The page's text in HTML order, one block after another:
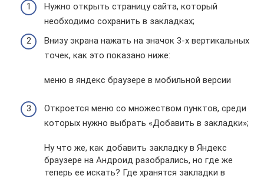
Нужно открыть страницу сайта, который
необходимо сохранить в закладках;
Внизу экрана нажать на значок 3-х вертикальных
точек, как это показано ниже:
меню в яндекс браузере в мобильной версии
Откроется меню со множеством пунктов, среди
которых нужно выбрать «Добавить в закладки»;
Ну что же, как добавить закладку в Яндекс
браузере на Андроид разобрались, но где же
теперь ее искать? Где хранятся закладки в